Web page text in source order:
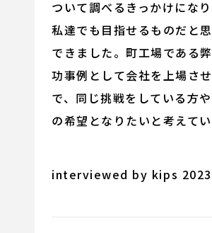
ついて調べるきっかけにな
私達でも目指せるものだと
できました。町工場である
功事例として会社を上場さ
で、同じ挑戦をしている方
の希望となりたいと考えてい
interviewed by kips